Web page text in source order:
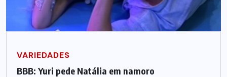
VARIEDADES
BBB: Yuri pede Natália em namoro